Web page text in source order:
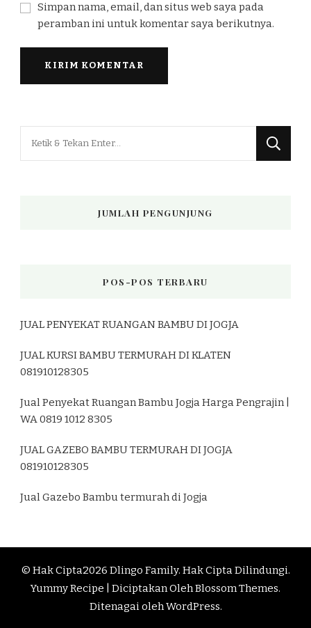
Simpan nama, email, dan situs web saya pada
peramban ini untuk komentar saya berikutnya.
JUMLAH PENGUNJUNG
POS-POS TERBARU
JUAL PENYEKAT RUANGAN BAMBU DI JOGJA
JUAL KURSI BAMBU TERMURAH DI KLATEN
081910128305
Jual Penyekat Ruangan Bambu Jogja Harga Pengrajin |
WA 0819 1012 8305
JUAL GAZEBO BAMBU TERMURAH DI JOGJA
081910128305
Jual Gazebo Bambu termurah di Jogja
© Hak Cipta2026 Dlingo Family. Hak Cipta Dilindungi.
Yummy Recipe | Diciptakan OlehBlossom Themes.
Ditenagai olehWordPress.